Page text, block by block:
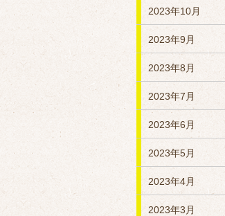
2023年10月
2023年9月
2023年8月
2023年7月
2023年6月
2023年5月
2023年4月
2023年3月